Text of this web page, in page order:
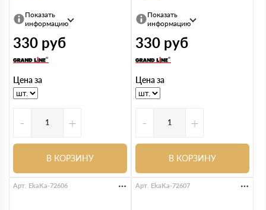
Показать
информацию
330 руб
Цена за
- +
В КОРЗИНУ
Показать
информацию
330 руб
Цена за
- +
В КОРЗИНУ
Арт. EkaKa-72606 Арт. EkaKa-72607